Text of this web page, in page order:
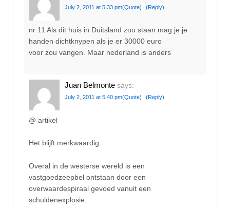
July 2, 2011 at 5:33 pm(Quote) (Reply)
nr 11 Als dit huis in Duitsland zou staan mag je je
handen dichtknypen als je er 30000 euro
voor zou vangen. Maar nederland is anders
Juan Belmonte says:
July 2, 2011 at 5:40 pm(Quote) (Reply)
@ artikel
Het blijft merkwaardig.
Overal in de westerse wereld is een
vastgoedzeepbel ontstaan door een
overwaardespiraal gevoed vanuit een
schuldenexplosie.